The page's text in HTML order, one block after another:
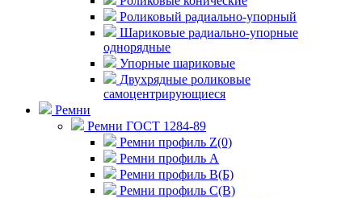
Роликовый радиально-упорный
Шариковые радиально-упорные
однорядные
Упорные шариковые
Двухрядные роликовые
самоцентрирующиеся
Ремни
Ремни ГОСТ 1284-89
Ремни профиль Z(0)
Ремни профиль А
Ремни профиль В(Б)
Ремни профиль С(В)